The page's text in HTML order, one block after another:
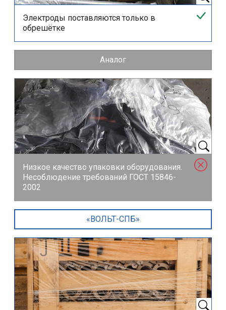
Электроды поставляются только в
обрешётке
Аналог
Низкое качество упаковки оборудования.
Несоблюдение требований ГОСТ 15846-
2002
«ВОЛЬТ-СПБ»